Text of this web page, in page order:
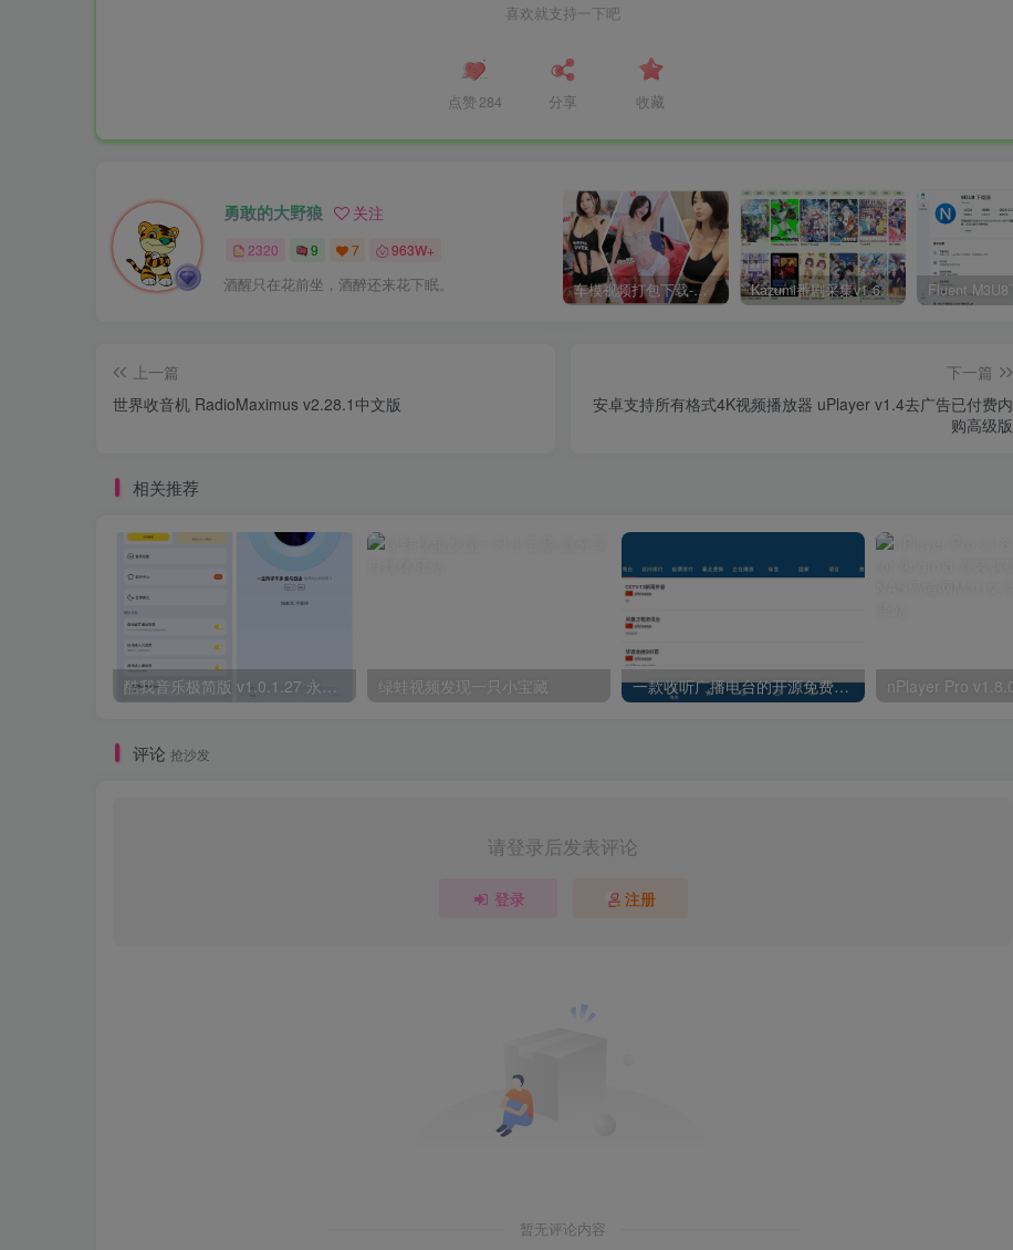
喜欢就支持一下吧
点赞 284 分享 收藏
勇敢的大野狼 关注
2320 9 7 963W+
酒醒只在花前坐，酒醉还来花下眠。 车模视频打包下载-高清无水印版 Kazumi番剧采集v1.6.9：支持自定义规则+在线观看+弹幕，跨平台下载
上一篇
世界收音机 RadioMaximus v2.28.1中文版
下一篇
安卓支持所有格式4K视频播放器 uPlayer v1.4去广告已付费内
购高级版
相关推荐
绿蛙视频发现一只小宝藏 一款收听广播电台的开源免费收音机RadioDroid
评论 抢沙发
请登录后发表评论
登录 注册
暂无评论内容